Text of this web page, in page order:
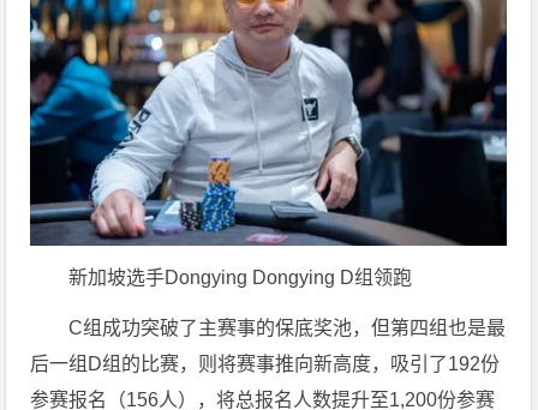
新加坡选手Dongying Dongying D组领跑
C组成功突破了主赛事的保底奖池，但第四组也是最
后一组D组的比赛，则将赛事推向新高度，吸引了192份
参赛报名（156人），将总报名人数提升至1,200份参赛